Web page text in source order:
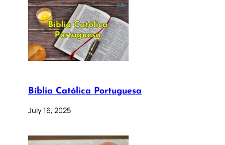
Bíblia Católica Portuguesa
July 16, 2025